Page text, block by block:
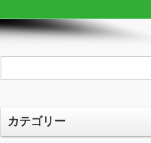
カテゴリー